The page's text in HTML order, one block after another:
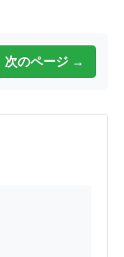
次のページ →